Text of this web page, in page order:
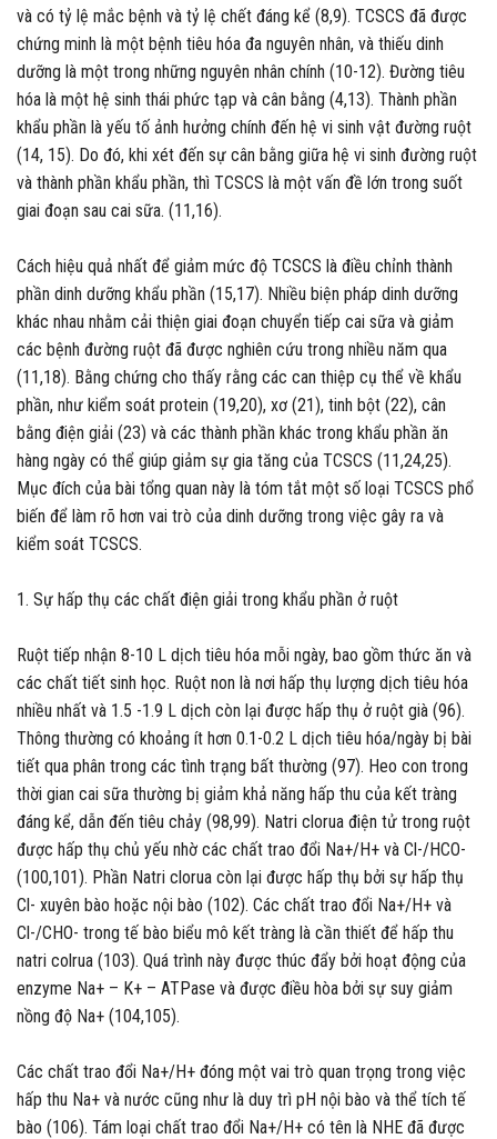
và có tỷ lệ mắc bệnh và tỷ lệ chết đáng kể (8,9). TCSCS đã được
chứng minh là một bệnh tiêu hóa đa nguyên nhân, và thiếu dinh
dưỡng là một trong những nguyên nhân chính (10-12). Đường tiêu
hóa là một hệ sinh thái phức tạp và cân bằng (4,13). Thành phần
khẩu phần là yếu tố ảnh hưởng chính đến hệ vi sinh vật đường ruột
(14, 15). Do đó, khi xét đến sự cân bằng giữa hệ vi sinh đường ruột
và thành phần khẩu phần, thì TCSCS là một vấn đề lớn trong suốt
giai đoạn sau cai sữa. (11,16).
Cách hiệu quả nhất để giảm mức độ TCSCS là điều chỉnh thành
phần dinh dưỡng khẩu phần (15,17). Nhiều biện pháp dinh dưỡng
khác nhau nhằm cải thiện giai đoạn chuyển tiếp cai sữa và giảm
các bệnh đường ruột đã được nghiên cứu trong nhiều năm qua
(11,18). Bằng chứng cho thấy rằng các can thiệp cụ thể về khẩu
phần, như kiểm soát protein (19,20), xơ (21), tinh bột (22), cân
bằng điện giải (23) và các thành phần khác trong khẩu phần ăn
hàng ngày có thể giúp giảm sự gia tăng của TCSCS (11,24,25).
Mục đích của bài tổng quan này là tóm tắt một số loại TCSCS phổ
biến để làm rõ hơn vai trò của dinh dưỡng trong việc gây ra và
kiểm soát TCSCS.
1. Sự hấp thụ các chất điện giải trong khẩu phần ở ruột
Ruột tiếp nhận 8-10 L dịch tiêu hóa mỗi ngày, bao gồm thức ăn và
các chất tiết sinh học. Ruột non là nơi hấp thụ lượng dịch tiêu hóa
nhiều nhất và 1.5 -1.9 L dịch còn lại được hấp thụ ở ruột già (96).
Thông thường có khoảng ít hơn 0.1-0.2 L dịch tiêu hóa/ngày bị bài
tiết qua phân trong các tình trạng bất thường (97). Heo con trong
thời gian cai sữa thường bị giảm khả năng hấp thu của kết tràng
đáng kể, dẫn đến tiêu chảy (98,99). Natri clorua điện tử trong ruột
được hấp thụ chủ yếu nhờ các chất trao đổi Na+/H+ và Cl-/HCO-
(100,101). Phần Natri clorua còn lại được hấp thụ bởi sự hấp thụ
Cl- xuyên bào hoặc nội bào (102). Các chất trao đổi Na+/H+ và
Cl-/CHO- trong tế bào biểu mô kết tràng là cần thiết để hấp thu
natri colrua (103). Quá trình này được thúc đẩy bởi hoạt động của
enzyme Na+ – K+ – ATPase và được điều hòa bởi sự suy giảm
nồng độ Na+ (104,105).
Các chất trao đổi Na+/H+ đóng một vai trò quan trọng trong việc
hấp thu Na+ và nước cũng như là duy trì pH nội bào và thể tích tế
bào (106). Tám loại chất trao đổi Na+/H+ có tên là NHE đã được